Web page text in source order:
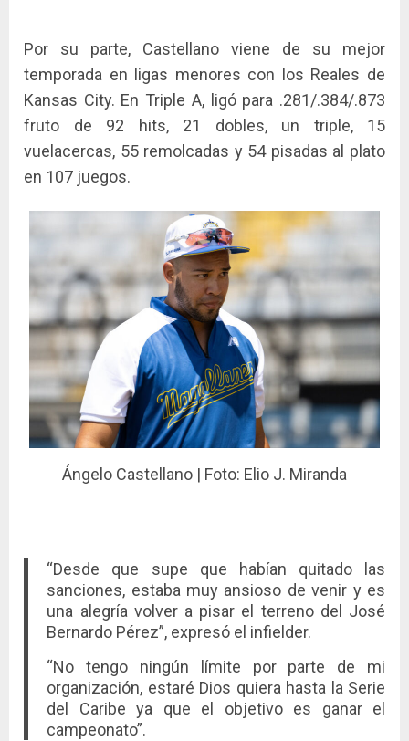
Por su parte, Castellano viene de su mejor
temporada en ligas menores con los Reales de
Kansas City. En Triple A, ligó para .281/.384/.873
fruto de 92 hits, 21 dobles, un triple, 15
vuelacercas, 55 remolcadas y 54 pisadas al plato
en 107 juegos.
Ángelo Castellano | Foto: Elio J. Miranda
“Desde que supe que habían quitado las
sanciones, estaba muy ansioso de venir y es
una alegría volver a pisar el terreno del José
Bernardo Pérez”, expresó el infielder.
“No tengo ningún límite por parte de mi
organización, estaré Dios quiera hasta la Serie
del Caribe ya que el objetivo es ganar el
campeonato”.